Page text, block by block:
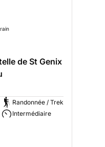
de St Genix
Randonnée / Trek
Intermédiaire